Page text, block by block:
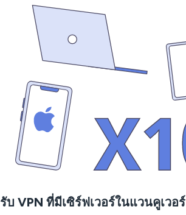
รับ VPN ที่มีเซิร์ฟเวอร์ในแวนคูเวอร์